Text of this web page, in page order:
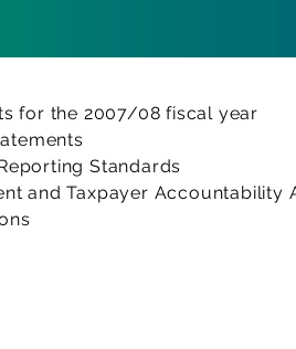
for the 2007/08 fiscal year
Standards
and Taxpayer Accountability